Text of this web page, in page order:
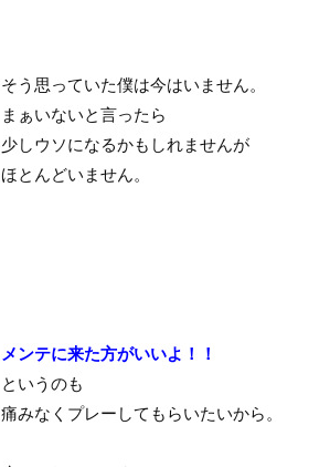
そう思っていた僕は今はいません。
まぁいないと言ったら
少しウソになるかもしれませんが
ほとんどいません。
メンテに来た方がいいよ！！
というのも
痛みなくプレーしてもらいたいから。